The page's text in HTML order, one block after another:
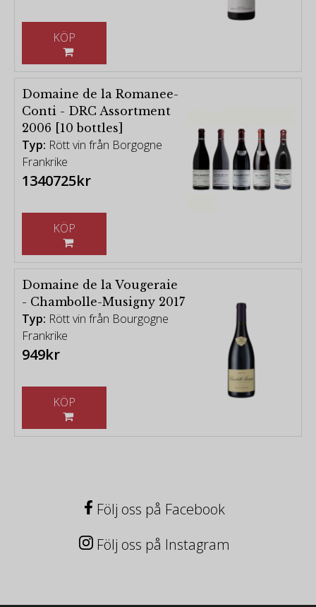
Domaine de la Romanee-
Conti - DRC Assortment
2006 [10 bottles]
Typ: Rött vin från Borgogne
Frankrike
1340725kr
Domaine de la Vougeraie
- Chambolle-Musigny 2017
Typ: Rött vin från Bourgogne
Frankrike
949kr
Följ oss på Facebook
Följ oss på Instagram